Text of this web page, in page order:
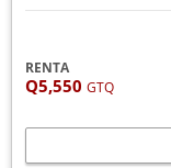
RENTA
Q5,550 GTQ